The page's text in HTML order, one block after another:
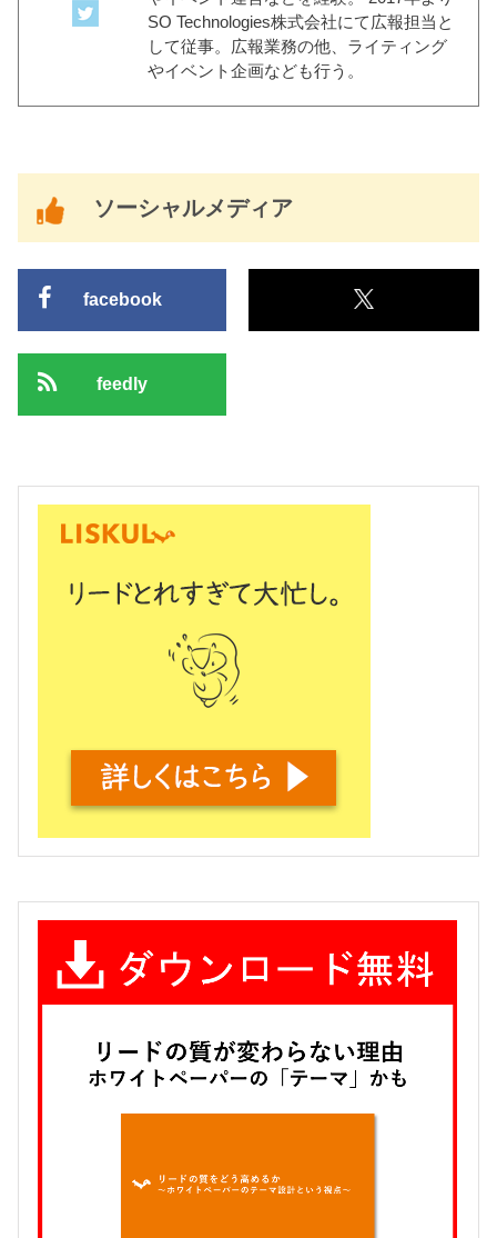
SO Technologies株式会社にて広報担当と
して従事。広報業務の他、ライティング
やイベント企画なども行う。
ソーシャルメディア
facebook
feedly